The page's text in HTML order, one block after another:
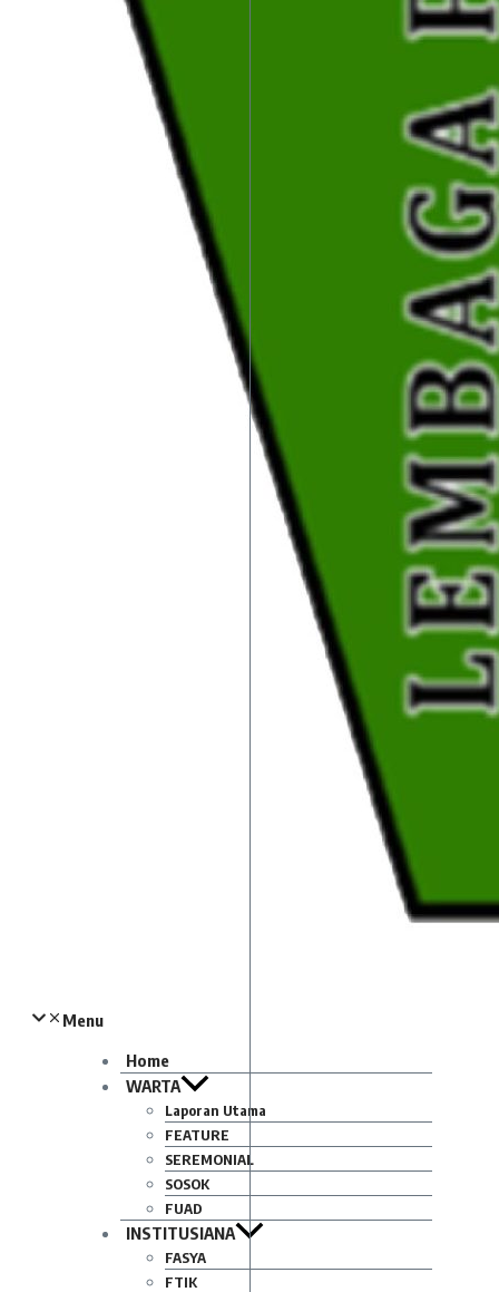
Menu
Home
WARTA
Laporan Utama
FEATURE
SEREMONIAL
SOSOK
FUAD
INSTITUSIANA
FASYA
FTIK